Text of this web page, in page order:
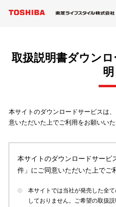
取扱説明書ダウン
明
本サイトのダウンロードサービスは
意いただいた上でご利用をお願いいた
本サイトのダウンロードサービ
件」にご同意いただいた上でご
本サイトでは当社が発売した全
しておりません。ご希望の取扱